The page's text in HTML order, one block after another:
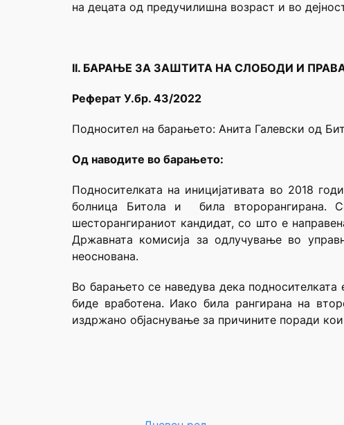
на децата од предучилишна возраст и во
II. БАРАЊЕ ЗА ЗАШТИТА НА СЛОБОДИ И
Реферат У.бр. 43/2022
Подносител на барањето: Анита Галевски од
Oд наводите во барањето:
Подносителката на иницијативата во 2018
болница Битола и била второрангирана.
шесторангираниот кандидат, со што е
Државната комисија за одлучување во
неоснована.
Во барањето се наведува дека
биде вработена. Иако била рангирана на
издржано објаснување за причините поради